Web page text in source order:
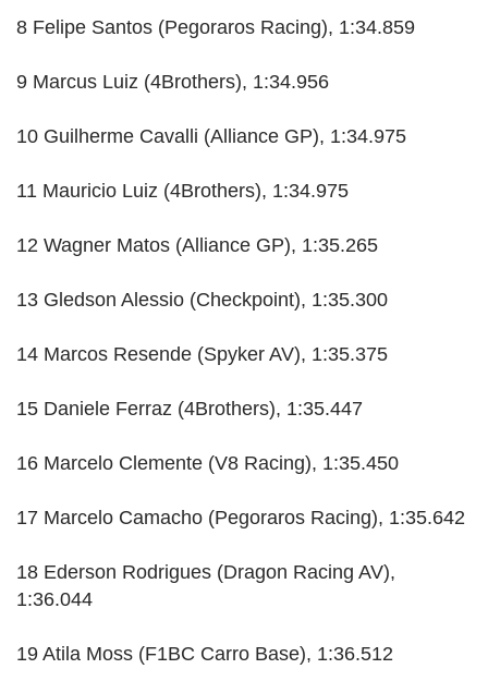
8 Felipe Santos (Pegoraros Racing), 1:34.859
9 Marcus Luiz (4Brothers), 1:34.956
10 Guilherme Cavalli (Alliance GP), 1:34.975
11 Mauricio Luiz (4Brothers), 1:34.975
12 Wagner Matos (Alliance GP), 1:35.265
13 Gledson Alessio (Checkpoint), 1:35.300
14 Marcos Resende (Spyker AV), 1:35.375
15 Daniele Ferraz (4Brothers), 1:35.447
16 Marcelo Clemente (V8 Racing), 1:35.450
17 Marcelo Camacho (Pegoraros Racing), 1:35.642
18 Ederson Rodrigues (Dragon Racing AV),
1:36.044
19 Atila Moss (F1BC Carro Base), 1:36.512